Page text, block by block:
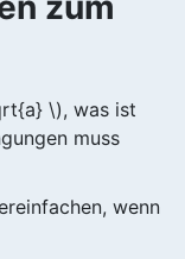
\), was ist
muss
wenn